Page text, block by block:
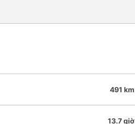
491 km
13.7 giờ